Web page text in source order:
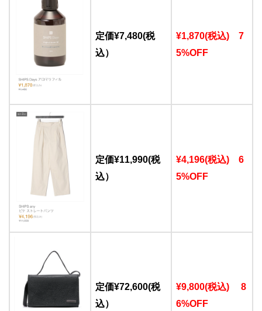
定価¥7,480(税
込）
¥1,870(税込) 7
5%OFF
定価¥11,990(税
込）
¥4,196(税込) 6
5%OFF
定価¥72,600(税
込）
¥9,800(税込) 8
6%OFF